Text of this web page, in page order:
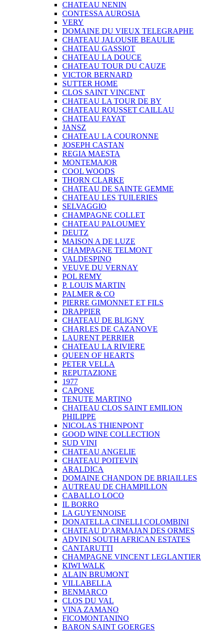
CHATEAU NENIN
CONTESSA AUROSIA
VERY
DOMAINE DU VIEUX TELEGRAPHE
CHATEAU JALOUSIE BEAULIE
CHATEAU GASSIOT
CHATEAU LA DOUCE
CHATEAU TOUR DU CAUZE
VICTOR BERNARD
SUTTER HOME
CLOS SAINT VINCENT
CHATEAU LA TOUR DE BY
CHATEAU ROUSSET CAILLAU
CHATEAU FAYAT
JANSZ
CHATEAU LA COURONNE
JOSEPH CASTAN
REGIA MAESTA
MONTEMAJOR
COOL WOODS
THORN CLARKE
CHATEAU DE SAINTE GEMME
CHATEAU LES TUILERIES
SELVAGGIO
CHAMPAGNE COLLET
CHATEAU PALOUMEY
DEUTZ
MAISON A DE LUZE
CHAMPAGNE TELMONT
VALDESPINO
VEUVE DU VERNAY
POL REMY
P. LOUIS MARTIN
PALMER & CO
PIERRE GIMONNET ET FILS
DRAPPIER
CHATEAU DE BLIGNY
CHARLES DE CAZANOVE
LAURENT PERRIER
CHATEAU LA RIVIERE
QUEEN OF HEARTS
PETER VELLA
REPUTAZIONE
1977
CAPONE
TENUTE MARTINO
CHATEAU CLOS SAINT EMILION
PHILIPPE
NICOLAS THIENPONT
GOOD WINE COLLECTION
SUD VINI
CHATEAU ANGELIE
CHATEAU POITEVIN
ARALDICA
DOMAINE CHANDON DE BRIAILLES
AUTREAU DE CHAMPILLON
CABALLO LOCO
IL BORRO
LA GUYENNOISE
DONATELLA CINELLI COLOMBINI
CHATEAU D’ARMAJAN DES ORMES
ADVINI SOUTH AFRICAN ESTATES
CANTARUTTI
CHAMPAGNE VINCENT LEGLANTIER
KIWI WALK
ALAIN BRUMONT
VILLABELLA
BENMARCO
CLOS DU VAL
VINA ZAMANO
FICOMONTANINO
BARON SAINT GOERGES